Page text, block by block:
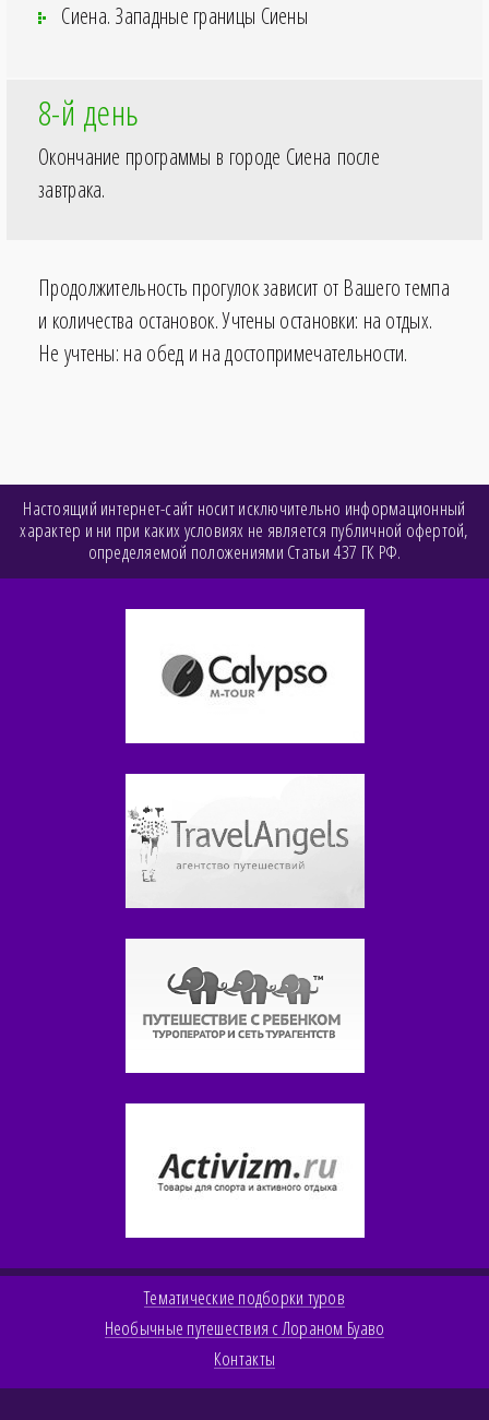
Сиена. Западные границы Сиены
8-й день
Окончание программы в городе Сиена после
завтрака.
Продолжительность прогулок зависит от Вашего темпа
и количества остановок. Учтены остановки: на отдых.
Не учтены: на обед и на достопримечательности.
Настоящий интернет-сайт носит исключительно информационный
характер и ни при каких условиях не является публичной офертой,
определяемой положениями Статьи 437 ГК РФ.
Тематические подборки туров
Необычные путешествия с Лораном Буаво
Контакты